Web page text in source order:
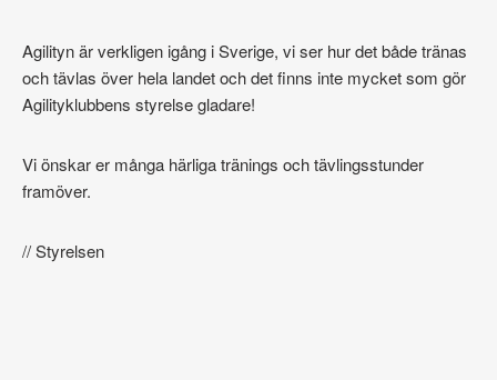
Agilityn är verkligen igång i Sverige, vi ser hur det både tränas
och tävlas över hela landet och det finns inte mycket som gör
Agilityklubbens styrelse gladare!
Vi önskar er många härliga tränings och tävlingsstunder
framöver.
// Styrelsen